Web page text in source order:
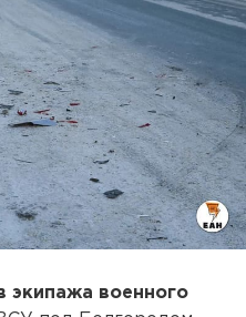
экипажа военного